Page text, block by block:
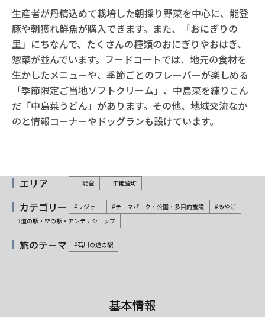
生産者が丹精込めて栽培した朝採り野菜を中心に、能登
豚や朝獲れ鮮魚が購入できます。また、「おにぎりの
里」にちなんで、たくさんの種類のおにぎりやおはぎ、
惣菜が並んでいます。フードコートでは、地元の食材を
生かしたメニューや、季節ごとのフレーバーが楽しめる
「季節限定ご当地ソフトクリーム」、中島菜を練りこん
だ「中島菜うどん」があります。その他、地域交流なか
のと情報コーナーやドッグランも設けています。
エリア 能登 中能登町
カテゴリー #レジャー #テーマパーク・公園・多目的施設
#みやげ
#道の駅・空の駅・アンテナショップ
旅のテーマ #石川の道の駅
基本情報